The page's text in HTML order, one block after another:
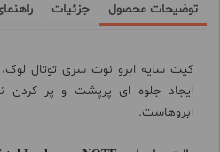
توضیحات محصول جزئیات
کیت سایه ابرو نوت سری توتال
ایجاد جلوه ای پرپشت و پر
ابروهاست.